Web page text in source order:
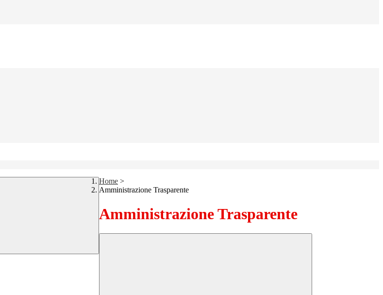
Home >
Amministrazione Trasparente
Amministrazione Trasparente